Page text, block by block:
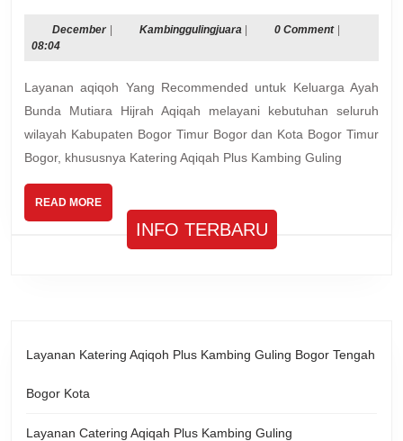
Plus
Bogor
Timur
Bogor
Kota
DecemberDecember
| KambinggulingjuaraKambinggulingjuara
| 0 Comment |
08:04
Layanan aqiqoh Yang Recommended untuk Keluarga Ayah
Bunda Mutiara Hijrah Aqiqah melayani kebutuhan seluruh
wilayah Kabupaten Bogor Timur Bogor dan Kota Bogor Timur
Bogor, khususnya Katering Aqiqah Plus Kambing Guling
READ MOREREAD
MORE
INFO TERBARU
Layanan Katering Aqiqoh Plus Kambing Guling Bogor Tengah
Bogor Kota
Layanan Catering Aqiqah Plus Kambing Guling